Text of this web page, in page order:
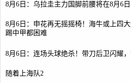
8月6日：乌拉圭主力国脚前腰将在8月6
8月6日：申花再无摇摇椅！海牛或上四
踢中甲都困难
8月6日：连场头球绝杀！带刀后卫闪耀
随着上海队2